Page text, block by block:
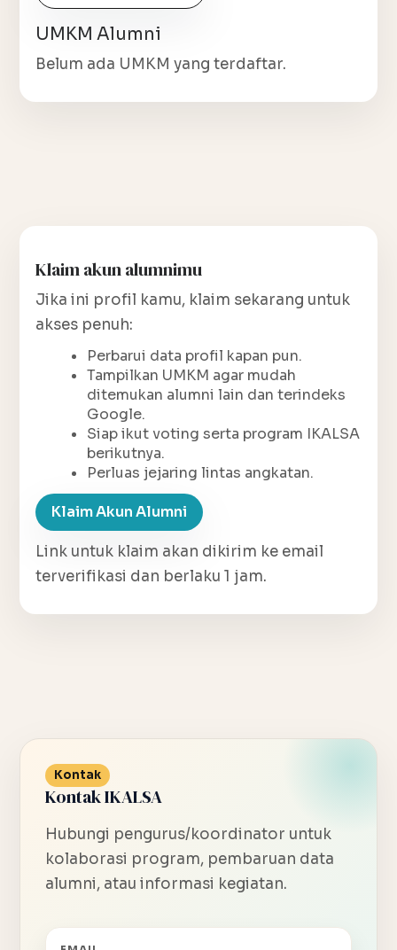
UMKM Alumni
Belum ada UMKM yang terdaftar.
Klaim akun alumnimu
Jika ini profil kamu, klaim sekarang untuk
akses penuh:
Perbarui data profil kapan pun.
Tampilkan UMKM agar mudah
ditemukan alumni lain dan terindeks
Google.
Siap ikut voting serta program IKALSA
berikutnya.
Perluas jejaring lintas angkatan.
Klaim Akun Alumni
Link untuk klaim akan dikirim ke email
terverifikasi dan berlaku 1 jam.
Kontak
Kontak IKALSA
Hubungi pengurus/koordinator untuk
kolaborasi program, pembaruan data
alumni, atau informasi kegiatan.